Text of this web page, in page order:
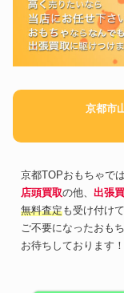
京都市
京都TOPおもちゃで
店頭買取の他、 出張
無料査定も受け付け
ご不要になったおも
お待ちしております！